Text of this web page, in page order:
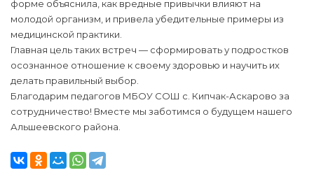
форме объяснила, как вредные привычки влияют на
молодой организм, и привела убедительные примеры из
медицинской практики.
Главная цель таких встреч — сформировать у подростков
осознанное отношение к своему здоровью и научить их
делать правильный выбор.
Благодарим педагогов МБОУ СОШ с. Кипчак-Аскарово за
сотрудничество! Вместе мы заботимся о будущем нашего
Альшеевского района.